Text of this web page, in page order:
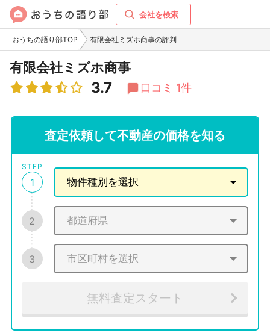
会社を検索
おうちの語り部TOP 有限会社ミズホ商事の評判
有限会社ミズホ商事
3.7 口コミ 1件
査定依頼して不動産の価格を知る
STEP
1
2
3
無料査定スタート